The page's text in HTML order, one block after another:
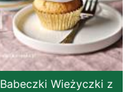
Babeczki Wieżyczki z